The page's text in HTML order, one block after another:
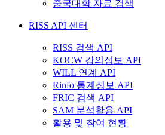
중국대학 자료 검색
RISS API 센터
RISS 검색 API
KOCW 강의정보 API
WILL 연계 API
Rinfo 통계정보 API
FRIC 검색 API
SAM 분석활용 API
활용 및 참여 현황